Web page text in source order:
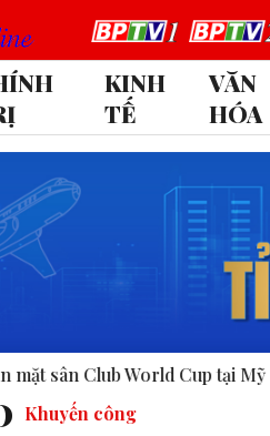
KINH
TẾ
VĂN
HÓA
tại Mỹ “không đạt chuẩn”.
Khuyến công